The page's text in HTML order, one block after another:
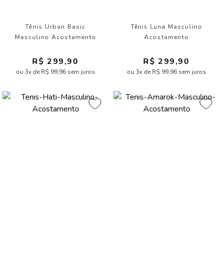
Tênis Urban Basic
Masculino Acostamento
R$ 299,90
ou 3x de R$ 99,96 sem juros
Tênis Luna Masculino
Acostamento
R$ 299,90
ou 3x de R$ 99,96 sem juros